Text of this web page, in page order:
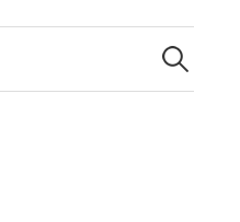
Ricerca
per: